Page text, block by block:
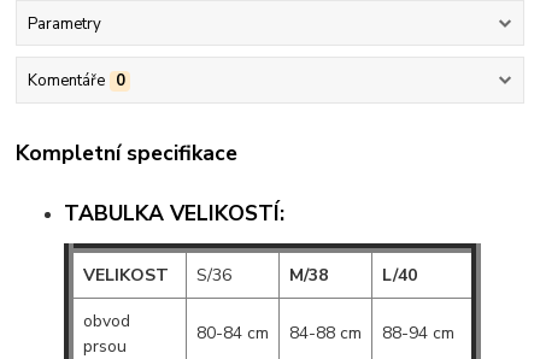
Parametry
Komentáře 0
Kompletní specifikace
TABULKA VELIKOSTÍ:
VELIKOST S/36 M/38
L/40
obvod
prsou
80-84 cm 84-88 cm 88-94 cm